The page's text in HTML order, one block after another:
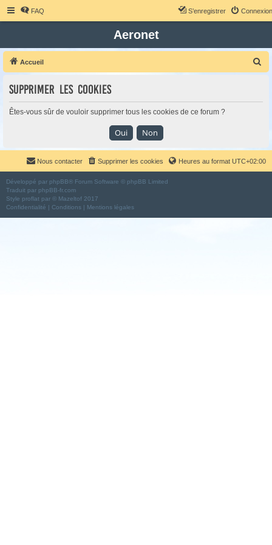
FAQ Connexion
S’enregistrer
Aeronet
Accueil
c
h
Supprimer les cookies
Êtes-vous sûr de vouloir supprimer tous les cookies de ce forum ?
Heures au format UTC+02:00
Supprimer les cookies
Nous contacter
Développé par phpBB® Forum Software © phpBB Limited
Traduit par phpBB-fr.com
Style proflat par © Mazeltof 2017
Confidentialité | Conditions | Mentions légales